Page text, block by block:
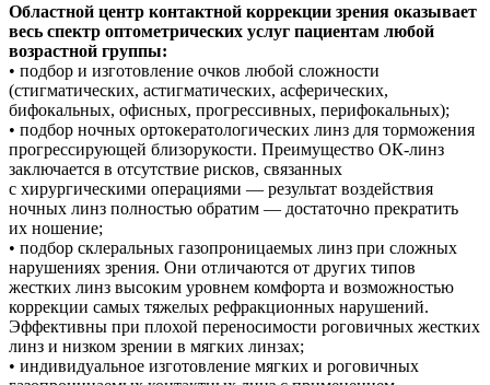
Областной центр контактной коррекции зрения оказывает
весь спектр оптометрических услуг пациентам любой
возрастной группы:
• подбор и изготовление очков любой сложности
(стигматических, астигматических, асферических,
бифокальных, офисных, прогрессивных, перифокальных);
• подбор ночных ортокератологических линз для торможения
прогрессирующей близорукости. Преимущество ОК-линз
заключается в отсутствие рисков, связанных
с хирургическими операциями — результат воздействия
ночных линз полностью обратим — достаточно прекратить
их ношение;
• подбор склеральных газопроницаемых линз при сложных
нарушениях зрения. Они отличаются от других типов
жестких линз высоким уровнем комфорта и возможностью
коррекции самых тяжелых рефракционных нарушений.
Эффективны при плохой переносимости роговичных жестких
линз и низком зрении в мягких линзах;
• индивидуальное изготовление мягких и роговичных